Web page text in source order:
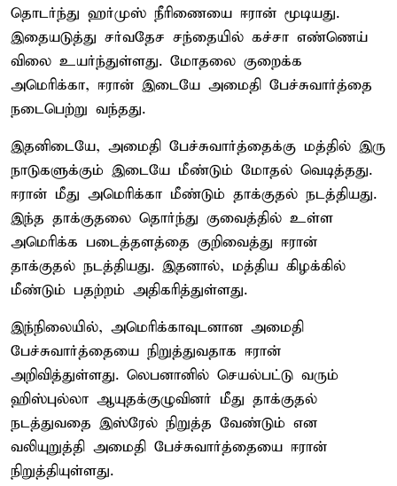
தொடர்ந்து ஹர்முஸ் நீரிணையை ஈரான் மூடியது.
இதையடுத்து சர்வதேச சந்தையில் கச்சா எண்ணெய்
விலை உயர்ந்துள்ளது. மோதலை குறைக்க
அமெரிக்கா, ஈரான் இடையே அமைதி பேச்சுவார்த்தை
நடைபெற்று வந்தது.
இதனிடையே, அமைதி பேச்சுவார்த்தைக்கு மத்தில் இரு
நாடுகளுக்கும் இடையே மீண்டும் மோதல் வெடித்தது.
ஈரான் மீது அமெரிக்கா மீண்டும் தாக்குதல் நடத்தியது.
இந்த தாக்குதலை தொர்ந்து குவைத்தில் உள்ள
அமெரிக்க படைத்தளத்தை குறிவைத்து ஈரான்
தாக்குதல் நடத்தியது. இதனால், மத்திய கிழக்கில்
மீண்டும் பதற்றம் அதிகரித்துள்ளது.
இந்நிலையில், அமெரிக்காவுடனான அமைதி
பேச்சுவார்த்தையை நிறுத்துவதாக ஈரான்
அறிவித்துள்ளது. லெபனானில் செயல்பட்டு வரும்
ஹிஸ்புல்லா ஆயுதக்குழுவினர் மீது தாக்குதல்
நடத்துவதை இஸ்ரேல் நிறுத்த வேண்டும் என
வலியுறுத்தி அமைதி பேச்சுவார்த்தையை ஈரான்
நிறுத்தியுள்ளது.